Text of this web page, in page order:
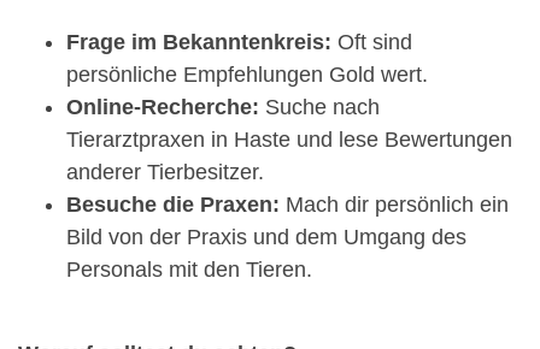
Frage im Bekanntenkreis: Oft sind
persönliche Empfehlungen Gold wert.
Online-Recherche: Suche nach
Tierarztpraxen in Haste und lese Bewertungen
anderer Tierbesitzer.
Besuche die Praxen: Mach dir persönlich ein
Bild von der Praxis und dem Umgang des
Personals mit den Tieren.